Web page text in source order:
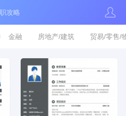
攻略
金融 房地产/建筑 贸易/零售/